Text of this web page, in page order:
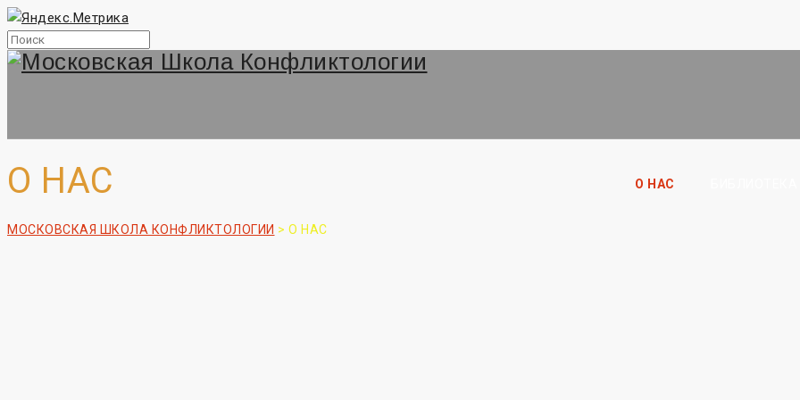
О НАС
О НАС
МОСКОВСКАЯ ШКОЛА КОНФЛИКТОЛОГИИ > О НАС